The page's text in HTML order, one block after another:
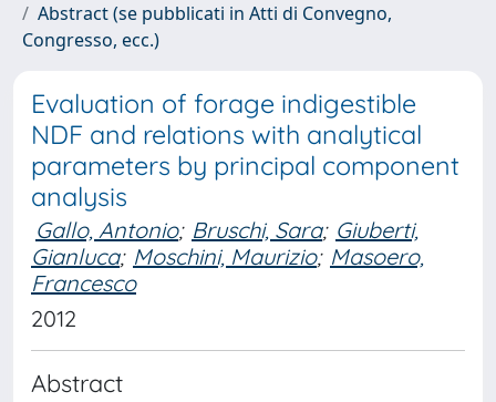
Abstract (se pubblicati in Atti di Convegno,
Congresso, ecc.)
Evaluation of forage indigestible
NDF and relations with analytical
parameters by principal component
analysis
Gallo, Antonio; Bruschi, Sara; Giuberti,
Gianluca; Moschini, Maurizio; Masoero,
Francesco
2012
Abstract